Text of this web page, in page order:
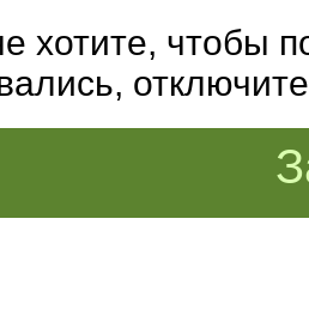
хотите, чтобы